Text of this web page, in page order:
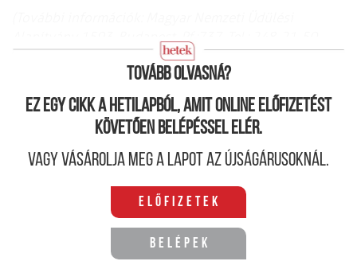
)
Tovább olvasná?
Ez egy cikk a hetilapból, amit online előfizetést
követően belépéssel elér.
Vagy vásárolja meg a lapot az újságárusoknál.
Előfizetek
Belépek